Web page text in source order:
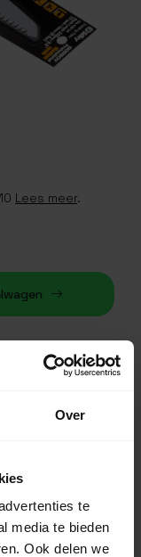
Over
te
media te bieden
Ook delen we
Lees meer.
, dan wordt je
DE)
dag verzonden
via de chat,